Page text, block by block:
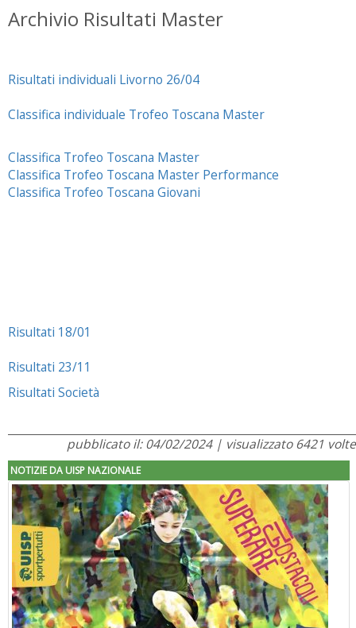
Archivio Risultati Master
Risultati individuali Livorno 26/04
Classifica individuale Trofeo Toscana Master
Classifica Trofeo Toscana Master
Classifica Trofeo Toscana Master Performance
Classifica Trofeo Toscana Giovani
Risultati 18/01
Risultati 23/11
Risultati Società
pubblicato il: 04/02/2024 | visualizzato 6421 volte
NOTIZIE DA UISP NAZIONALE